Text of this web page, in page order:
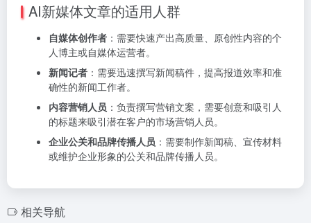
AI新媒体文章的适用人群
自媒体创作者 ：需要快速产出高质量、原创性内容的个
人博主或自媒体运营者。
新闻记者 ：需要迅速撰写新闻稿件，提高报道效率和准
确性的新闻工作者。
内容营销人员 ：负责撰写营销文案，需要创意和吸引人
的标题来吸引潜在客户的市场营销人员。
企业公关和品牌传播人员 ：需要制作新闻稿、宣传材料
或维护企业形象的公关和品牌传播人员。
相关导航